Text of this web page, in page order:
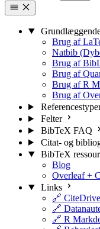
Brug af
Natbib
Brug af
Brug af
Brug af R
Brug af
Felter
BibTeX FAQ
Citat- og
BibTeX
Blog
Overleaf +
Links
🔗 CiteDrive
🔗
🔗 R